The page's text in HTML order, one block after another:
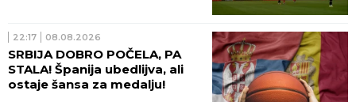
22:17 08.08.2026
SRBIJA DOBRO POČELA, PA
STALA! Španija ubedlijva, ali
ostaje šansa za medalju!